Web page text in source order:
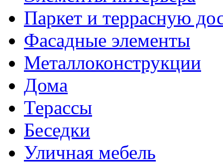
Паркет и террасную
Фасадные элементы
Металлоконструкции
Дома
Терассы
Беседки
Уличная мебель